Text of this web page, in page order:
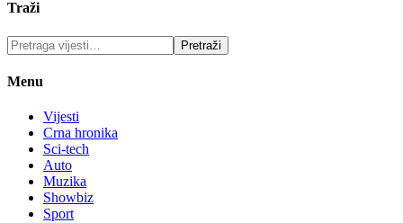
Traži
Menu
Vijesti
Crna hronika
Sci-tech
Auto
Muzika
Showbiz
Sport